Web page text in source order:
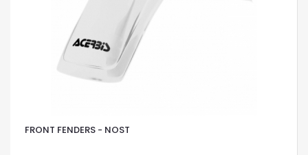
FRONT FENDERS - NOST